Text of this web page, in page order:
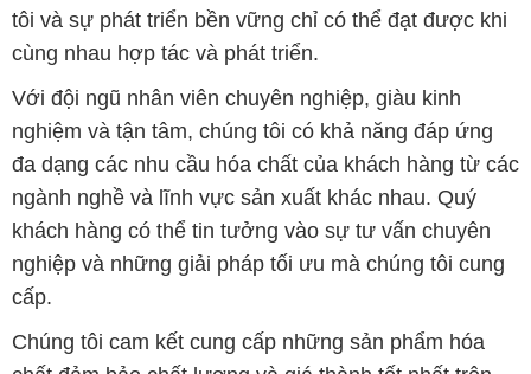
tôi và sự phát triển bền vững chỉ có thể đạt được khi
cùng nhau hợp tác và phát triển.
Với đội ngũ nhân viên chuyên nghiệp, giàu kinh
nghiệm và tận tâm, chúng tôi có khả năng đáp ứng
đa dạng các nhu cầu hóa chất của khách hàng từ các
ngành nghề và lĩnh vực sản xuất khác nhau. Quý
khách hàng có thể tin tưởng vào sự tư vấn chuyên
nghiệp và những giải pháp tối ưu mà chúng tôi cung
cấp.
Chúng tôi cam kết cung cấp những sản phẩm hóa